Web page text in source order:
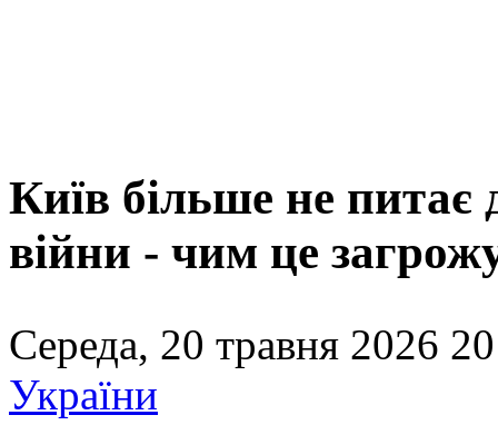
Київ більше не
війни - чим це
Середа, 20 травня 2026
України